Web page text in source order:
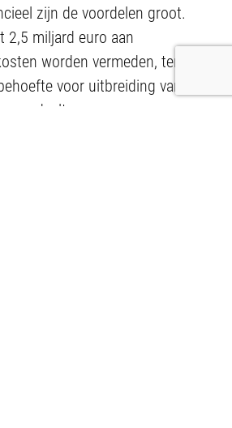
zijn de voordelen groot.
2,5 miljard euro aan
worden vermeden, terwijl de
voor uitbreiding van het
daalt.